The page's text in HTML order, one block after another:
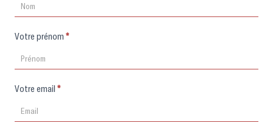
Votre prénom *
Votre email *